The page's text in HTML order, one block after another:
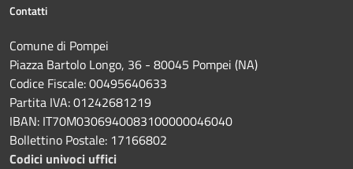
Contatti
Comune di Pompei
Piazza Bartolo Longo, 36 - 80045 Pompei (NA)
Codice Fiscale: 00495640633
Partita IVA: 01242681219
IBAN: IT70M0306940083100000046040
Bollettino Postale: 17166802
Codici univoci uffici